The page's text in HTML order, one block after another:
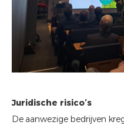
Juridische risico’s
De aanwezige bedrijven